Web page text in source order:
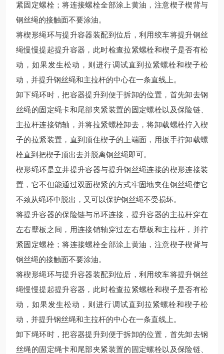
紧固定螺栓；将连接螺栓全部涂上黄油，注意楔子楔背与
钢丝绳的接触面不要涂油。
将楔形绳环与提升容器装配到位后，利用绞车将提升钢丝
绳慢慢提起提升容器，此时检查拉紧螺栓和楔子是否有松
动，如果发生松动，则进行调试直到拉紧螺栓和楔子松
动，并提升钢丝绳和主拉杆的中心在一条直线上。
卸下绳环时，把容器提升到便于拆卸的位置，首先卸去钢
丝绳的固定绳卡和尾部夹紧装置的固定螺栓以及保险链、
主拉杆连接销轴，并将拉紧螺栓卸去，将卸载螺栓拧入楔
子的拉紧装置，直到顶住楔子的上端面，用扳手拧卸载螺
栓直到把楔子顶出去并脱离钢丝绳即可。
楔形绳环是立井提升容器与提升钢丝绳连接的楔形连接装
置，它不但能通过双面楔紧的方式牢固地夹住钢丝绳使它
不致从绳环中脱出，又可以保护钢丝绳不受损坏。
将提升容器的保险链与吊环连接，提升容器的主拉杆穿在
左右壁板之间，用连接销轴穿过左右壁板和主拉杆，并拧
紧固定螺栓；将连接螺栓全部涂上黄油，注意楔子楔背与
钢丝绳的接触面不要涂油。
将楔形绳环与提升容器装配到位后，利用绞车将提升钢丝
绳慢慢提起提升容器，此时检查拉紧螺栓和楔子是否有松
动，如果发生松动，则进行调试直到拉紧螺栓和楔子松
动，并提升钢丝绳和主拉杆的中心在一条直线上。
卸下绳环时，把容器提升到便于拆卸的位置，首先卸去钢
丝绳的固定绳卡和尾部夹紧装置的固定螺栓以及保险链、